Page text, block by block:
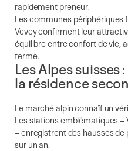
rapidement preneur.
Les communes périphériques
Vevey confirment leur
équilibre entre confort de vie,
terme.
Les Alpes suisses
la résidence
Le marché alpin connaît un
Les stations emblématiques –
– enregistrent des hausses
sur un an.